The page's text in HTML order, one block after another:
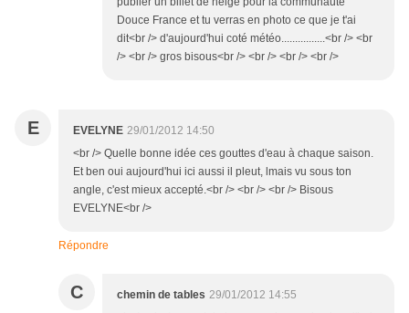
Douce France et tu verras en photo ce que je t'ai
dit<br /> d'aujourd'hui coté météo................<br /> <br
/> <br /> gros bisous<br /> <br /> <br /> <br />
E EVELYNE 29/01/2012 14:50
<br /> Quelle bonne idée ces gouttes d'eau à chaque saison.
Et ben oui aujourd'hui ici aussi il pleut, lmais vu sous ton
angle, c'est mieux accepté.<br /> <br /> <br /> Bisous
EVELYNE<br />
Répondre
C chemin de tables 29/01/2012 14:55